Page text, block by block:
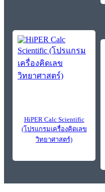
HiPER Calc Scientific
(โปรแกรมเครื่องคิดเลข
วิทยาศาสตร์)